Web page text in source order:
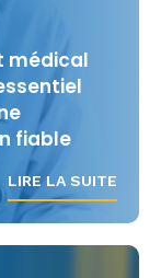
médical
fiable
LIRE LA SUITE